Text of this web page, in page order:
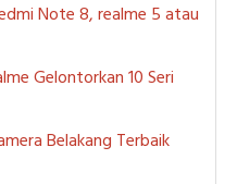
Note 8, realme 5 atau
Gelontorkan 10 Seri
Belakang Terbaik